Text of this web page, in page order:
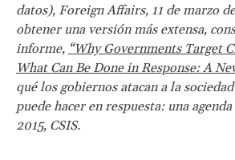
datos), Foreign Affairs, 11 de marzo
obtener una versión más extensa,
informe, “Why Governments Target
What Can Be Done in Response: A
qué los gobiernos atacan a la
puede hacer en respuesta: una
2015, CSIS.